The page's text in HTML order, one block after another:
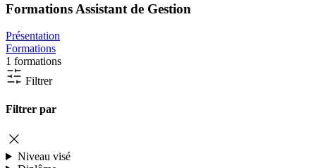
Formations Assistant de Gestion
Présentation
Formations
1 formations
Filtrer
Filtrer par
Niveau visé